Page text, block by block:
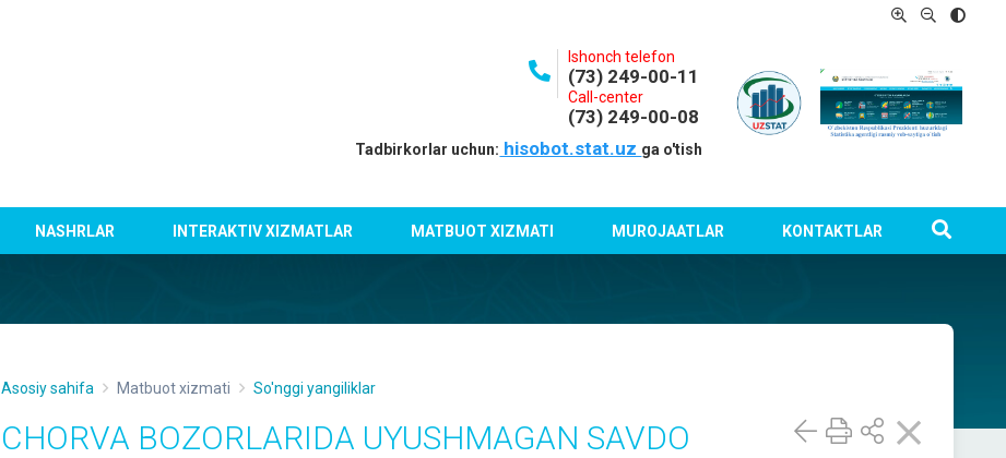
Ishonch telefon
(73) 249-00-11
Call-center
(73) 249-00-08
Tadbirkorlar uchun: hisobot.stat.uz ga o'tish
NASHRLAR INTERAKTIV XIZMATLAR MATBUOT XIZMATI MUROJAATLAR KONTAKTLAR
Asosiy sahifa Matbuot xizmati So'nggi yangiliklar
CHORVA BOZORLARIDA UYUSHMAGAN SAVDO